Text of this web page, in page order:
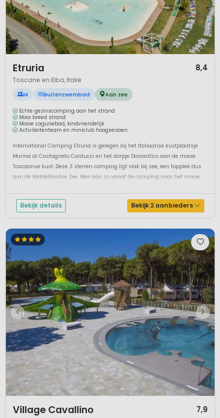
Etruria 8,4
Toscane en Elba, Italië
M Buitenzwembad Aan zee
Echte gezinscamping aan het strand
Mooi breed strand
Mooie Lagunebad, kindvriendelijk
Activiteitenteam en miniclub hoogseizoen
International Camping Etruria is gelegen bij het Italiaanse kustplaatsje
Marina di Castagneto Carducci en het dorpje Donoratico aan de mooie
Toscaanse kust. Deze 3 sterren camping ligt vlak bij zee, een topplek dus
aan de Middellandse Zee. Men kan zo vanaf de camping naar het mooie
Bekijk details Bekijk 2 aanbieders
Village Cavallino 7,9